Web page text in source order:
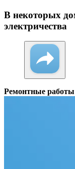
В некоторых
электричества
Ремонтные работы